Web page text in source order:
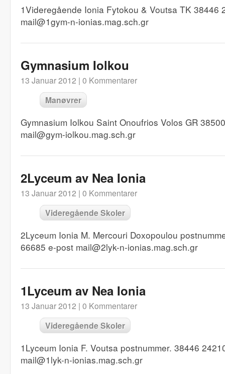
1Videregående Ionia Fytokou & Voutsa TK 38446
mail@1gym-n-ionias.mag.sch.gr
Gymnasium Iolkou
13 Januar 2012 | 0 Kommentarer
Manøvrer
Gymnasium Iolkou Saint Onoufrios Volos GR
mail@gym-iolkou.mag.sch.gr
2Lyceum av Nea Ionia
13 Januar 2012 | 0 Kommentarer
Videregående Skoler
2Lyceum Ionia M. Mercouri Doxopoulou
66685 e-post mail@2lyk-n-ionias.mag.sch.gr
1Lyceum av Nea Ionia
13 Januar 2012 | 0 Kommentarer
Videregående Skoler
1Lyceum Ionia F. Voutsa postnummer. 38446
mail@1lyk-n-ionias.mag.sch.gr